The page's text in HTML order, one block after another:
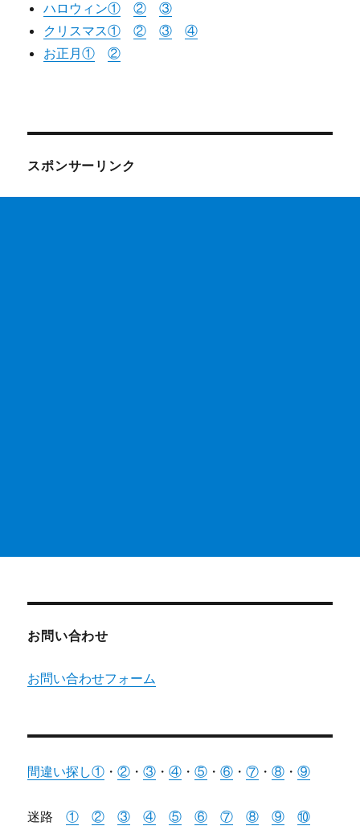
ハロウィン① ②
③
クリスマス①
② ③
④
お正月①
②
スポンサーリンク
お問い合わせ
お問い合わせフォーム
間違い探し① ・② ・③ ・④ ・⑤ ・⑥ ・⑦ ・⑧ ・⑨
迷路① ② ③ ④ ⑤ ⑥ ⑦ ⑧ ⑨
⑩